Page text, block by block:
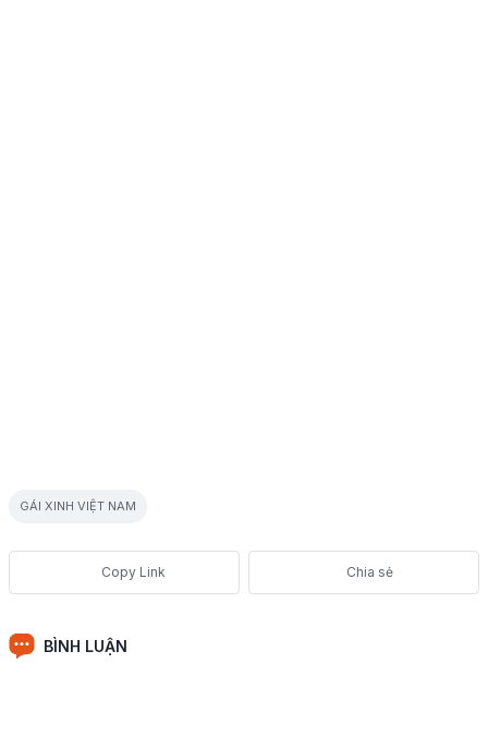
GÁI XINH VIỆT NAM
Chia sẻ
BÌNH LUẬN